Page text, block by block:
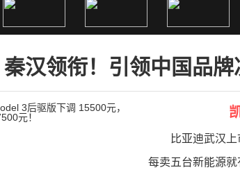
秦汉领衔！引领中国品牌
比亚迪武汉
每卖五台新能源